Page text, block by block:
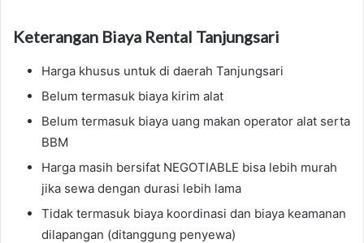
Keterangan Biaya Rental Tanjungsari
Harga khusus untuk di daerah Tanjungsari
Belum termasuk biaya kirim alat
Belum termasuk biaya uang makan operator alat serta
BBM
Harga masih bersifat NEGOTIABLE bisa lebih murah
jika sewa dengan durasi lebih lama
Tidak termasuk biaya koordinasi dan biaya keamanan
dilapangan (ditanggung penyewa)